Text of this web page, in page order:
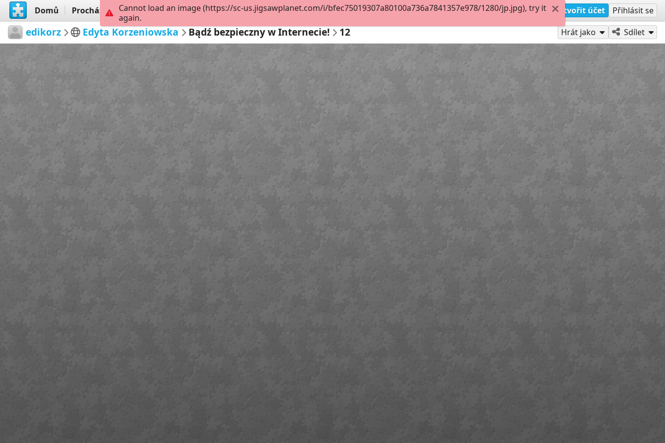
Domů Procházet Vytvořit Vytvořit účet Přihlásit se
edikorz Edyta Korzeniowska Bądź bezpieczny w Internecie! 12 Hrát jako Sdílet
Cannot load an image (https://sc-us.jigsawplanet.com/i/bfec75019307a80100a736a7841357e978/1280/jp.jpg), try it
again.